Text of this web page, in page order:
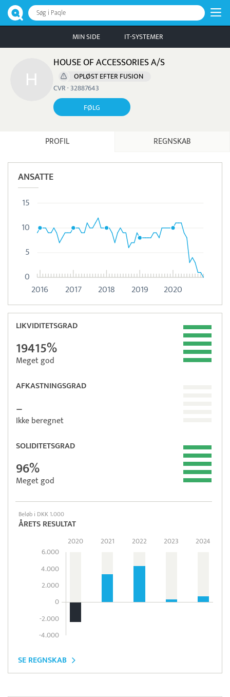
Søg i Paqle
MIN SIDE IT-SYSTEMER
HOUSE OF ACCESSORIES A/S
OPLØST EFTER FUSION
CVR · 32887643
FØLG
PROFIL REGNSKAB
ANSATTE
2016 2017 2018 2019 2020
0
5
10
15
LIKVIDITETSGRAD
19415%
Meget god
AFKASTNINGSGRAD
–
Ikke beregnet
SOLIDITETSGRAD
96%
Meget god
Beløb i DKK 1.000
ÅRETS RESULTAT
6.000
4.000
2.000
0
-2.000
-4.000
2020 2021 2022 2023 2024
SE REGNSKAB